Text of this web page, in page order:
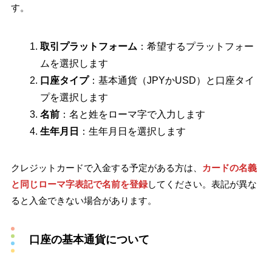
す。
取引プラットフォーム ：希望するプラットフォー
ムを選択します
口座タイプ：基本通貨（JPYかUSD）と口座タイ
プを選択します
名前：名と姓をローマ字で入力します
生年月日
：生年月日を選択します
クレジットカードで入金する予定がある方は、
カードの名義
と同じローマ字表記で名前を登録してください。表記が異な
ると入金できない場合があります。
口座の基本通貨について